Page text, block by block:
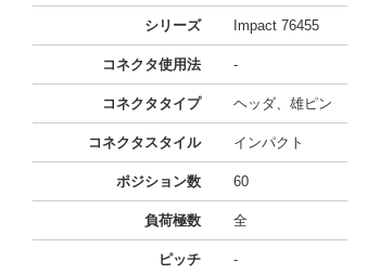
シリーズ Impact 76455
コネクタ使用法 -
コネクタタイプ ヘッダ、雄ピン
コネクタスタイル インパクト
ポジション数 60
負荷極数 全
ピッチ -